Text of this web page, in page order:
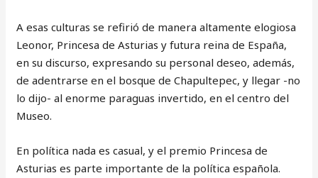
A esas culturas se refirió de manera altamente elogiosa
Leonor, Princesa de Asturias y futura reina de España,
en su discurso, expresando su personal deseo, además,
de adentrarse en el bosque de Chapultepec, y llegar -no
lo dijo- al enorme paraguas invertido, en el centro del
Museo.
En política nada es casual, y el premio Princesa de
Asturias es parte importante de la política española.